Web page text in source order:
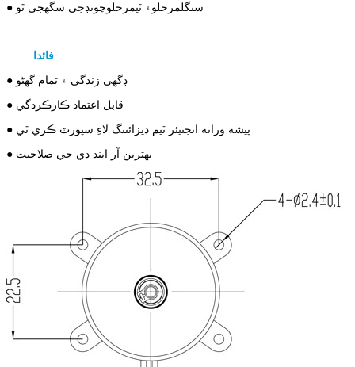
● سنگلمرحلو ۽ ٽيمرحلوچونڊجي سگهجي ٿو
فائدا
● ڊگھي زندگي ۽ تمام گهڻو
● قابل اعتماد ڪارڪردگي
● پيشه ورانه انجنيئر ٽيم ڊيزائننگ لاءِ سپورٽ ڪري ٿي
● بهترين آر اينڊ ڊي جي صلاحيت